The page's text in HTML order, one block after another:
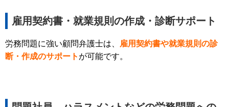
雇用契約書・就業規則の作成・診断サポート
労務問題に強い顧問弁護士は、
雇用契約書や就業規則の診
断・作成のサポート が可能です。